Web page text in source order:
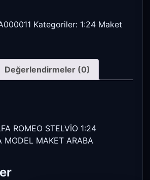
Kategoriler: 1:24 Maket
Değerlendirmeler (0)
ROMEO STELVİO 1:24
MODEL MAKET ARABA